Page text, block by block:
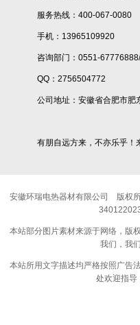
服务热线：400-067-
手机：13965109920
咨询部门：0551-
QQ：2756504772
公司地址：安徽省合肥市肥
有朋自远方来，不亦乐乎
安徽环瑞电热器材有限公司 版权
本站部分图片素材来源于网络，版
我们，我
本站所用文字描述均严格按照广告
处欢迎指导